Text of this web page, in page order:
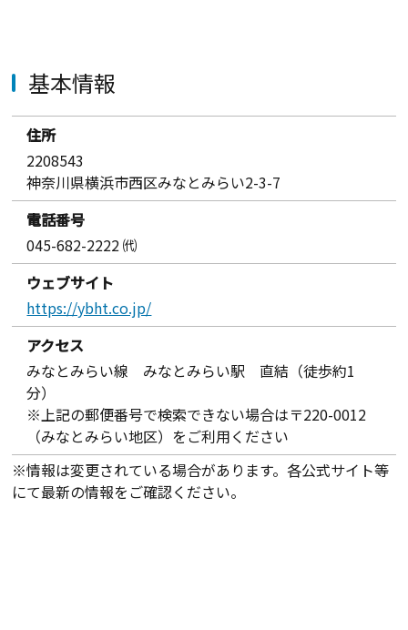
基本情報
住所
2208543
神奈川県横浜市西区みなとみらい2-3-7
電話番号
045-682-2222 ㈹
ウェブサイト
https://ybht.co.jp/
アクセス
みなとみらい線 みなとみらい駅 直結（徒歩約1
分）
※上記の郵便番号で検索できない場合は〒220-0012
（みなとみらい地区）をご利用ください
※情報は変更されている場合があります。各公式サイト等
にて最新の情報をご確認ください。